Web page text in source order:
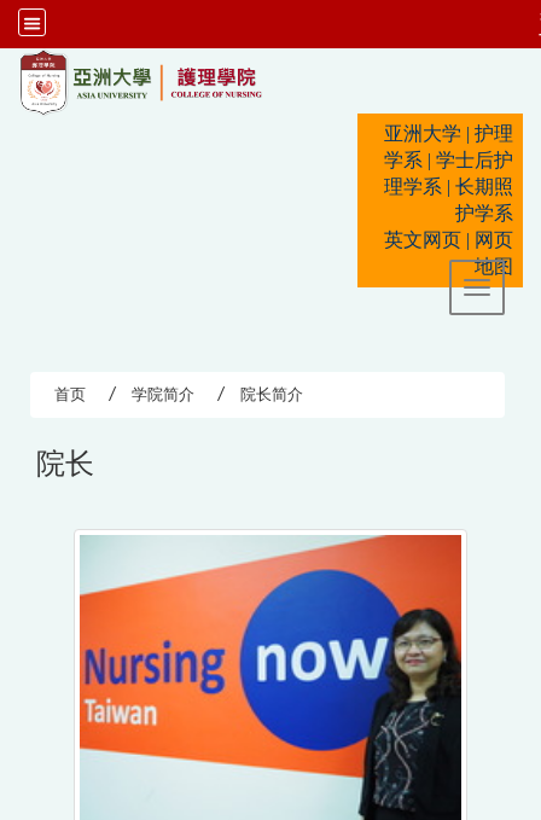
亚洲大学 | 护理
学系 | 学士后护
理学系 | 长期照
护学系
英文网页 | 网页
地图
Toggle
首页 学院简介 院长简介
院长